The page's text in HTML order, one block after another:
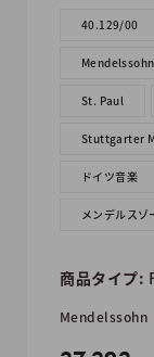
40.129/00
Mendelssohn
St. Paul
Stuttgarter
ドイツ音楽
メンデルスゾ
商品タイプ:
Mendelssohn